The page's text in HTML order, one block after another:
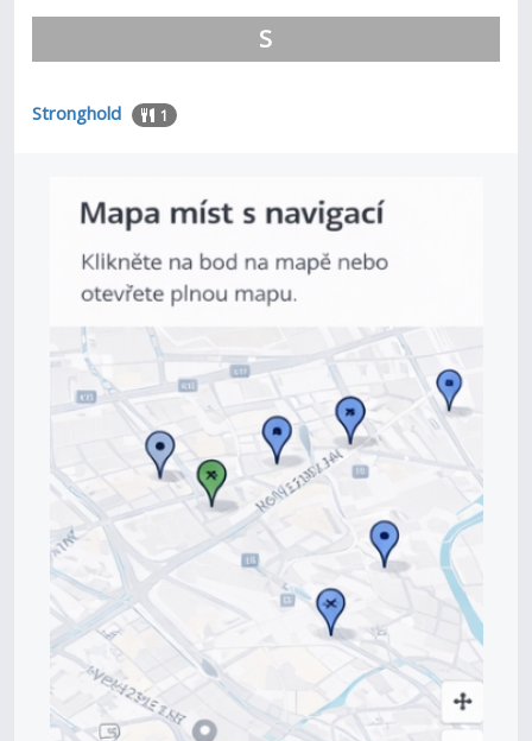
S
Stronghold 1